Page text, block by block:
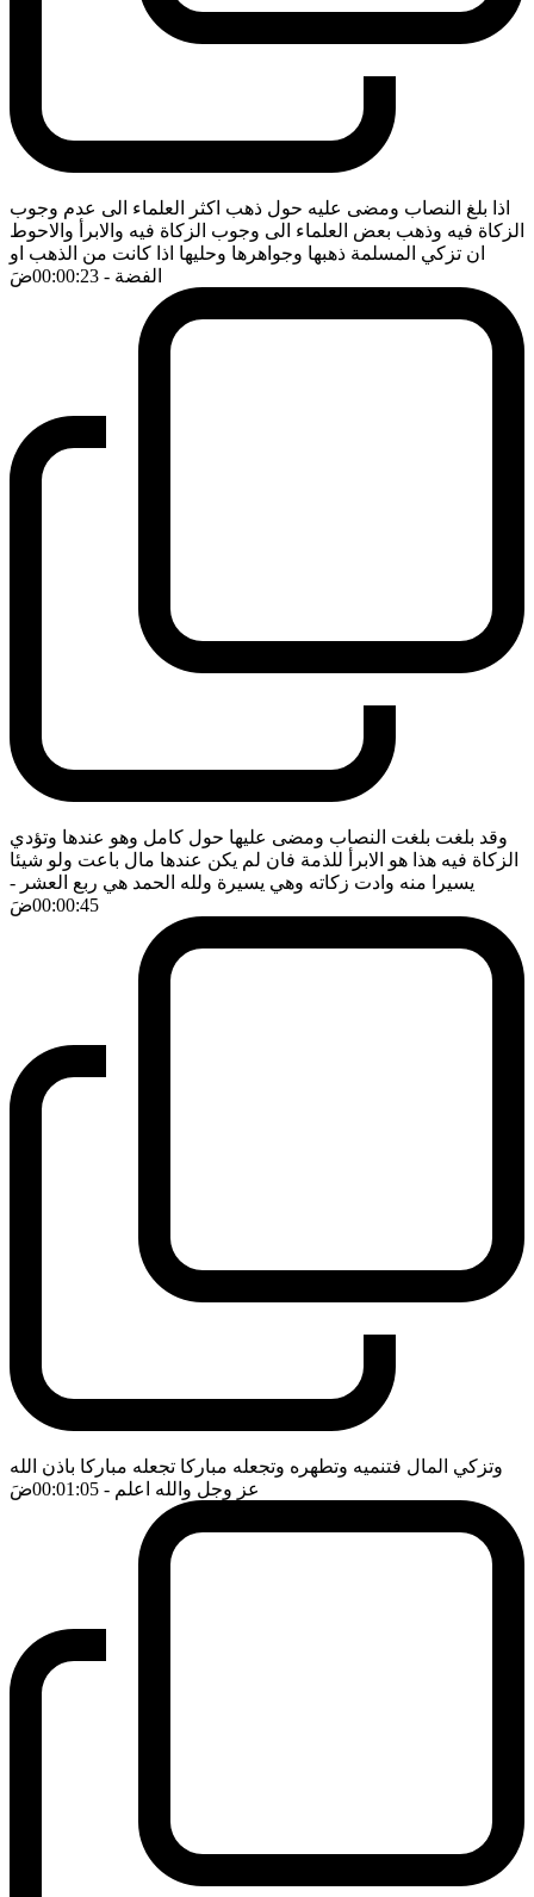
اذا بلغ النصاب ومضى عليه حول ذهب اكثر العلماء الى عدم وجوب
الزكاة فيه وذهب بعض العلماء الى وجوب الزكاة فيه والابرأ والاحوط
ان تزكي المسلمة ذهبها وجواهرها وحليها اذا كانت من الذهب او
الفضة - 00:00:23 ضَ
وقد بلغت بلغت النصاب ومضى عليها حول كامل وهو عندها وتؤدي
الزكاة فيه هذا هو الابرأ للذمة فان لم يكن عندها مال باعت ولو شيئا
يسيرا منه وادت زكاته وهي يسيرة ولله الحمد هي ربع العشر -
00:00:45ضَ
وتزكي المال فتنميه وتطهره وتجعله مباركا تجعله مباركا باذن الله
عز وجل والله اعلم - 00:01:05 ضَ